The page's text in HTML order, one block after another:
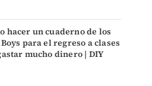
hacer un cuaderno de los
Boys para el regreso a clases
mucho dinero | DIY